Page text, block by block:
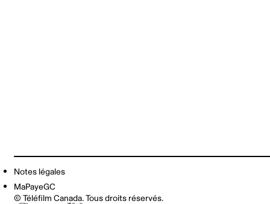
Notes légales
MaPayeGC
© Téléfilm Canada. Tous droits réservés.